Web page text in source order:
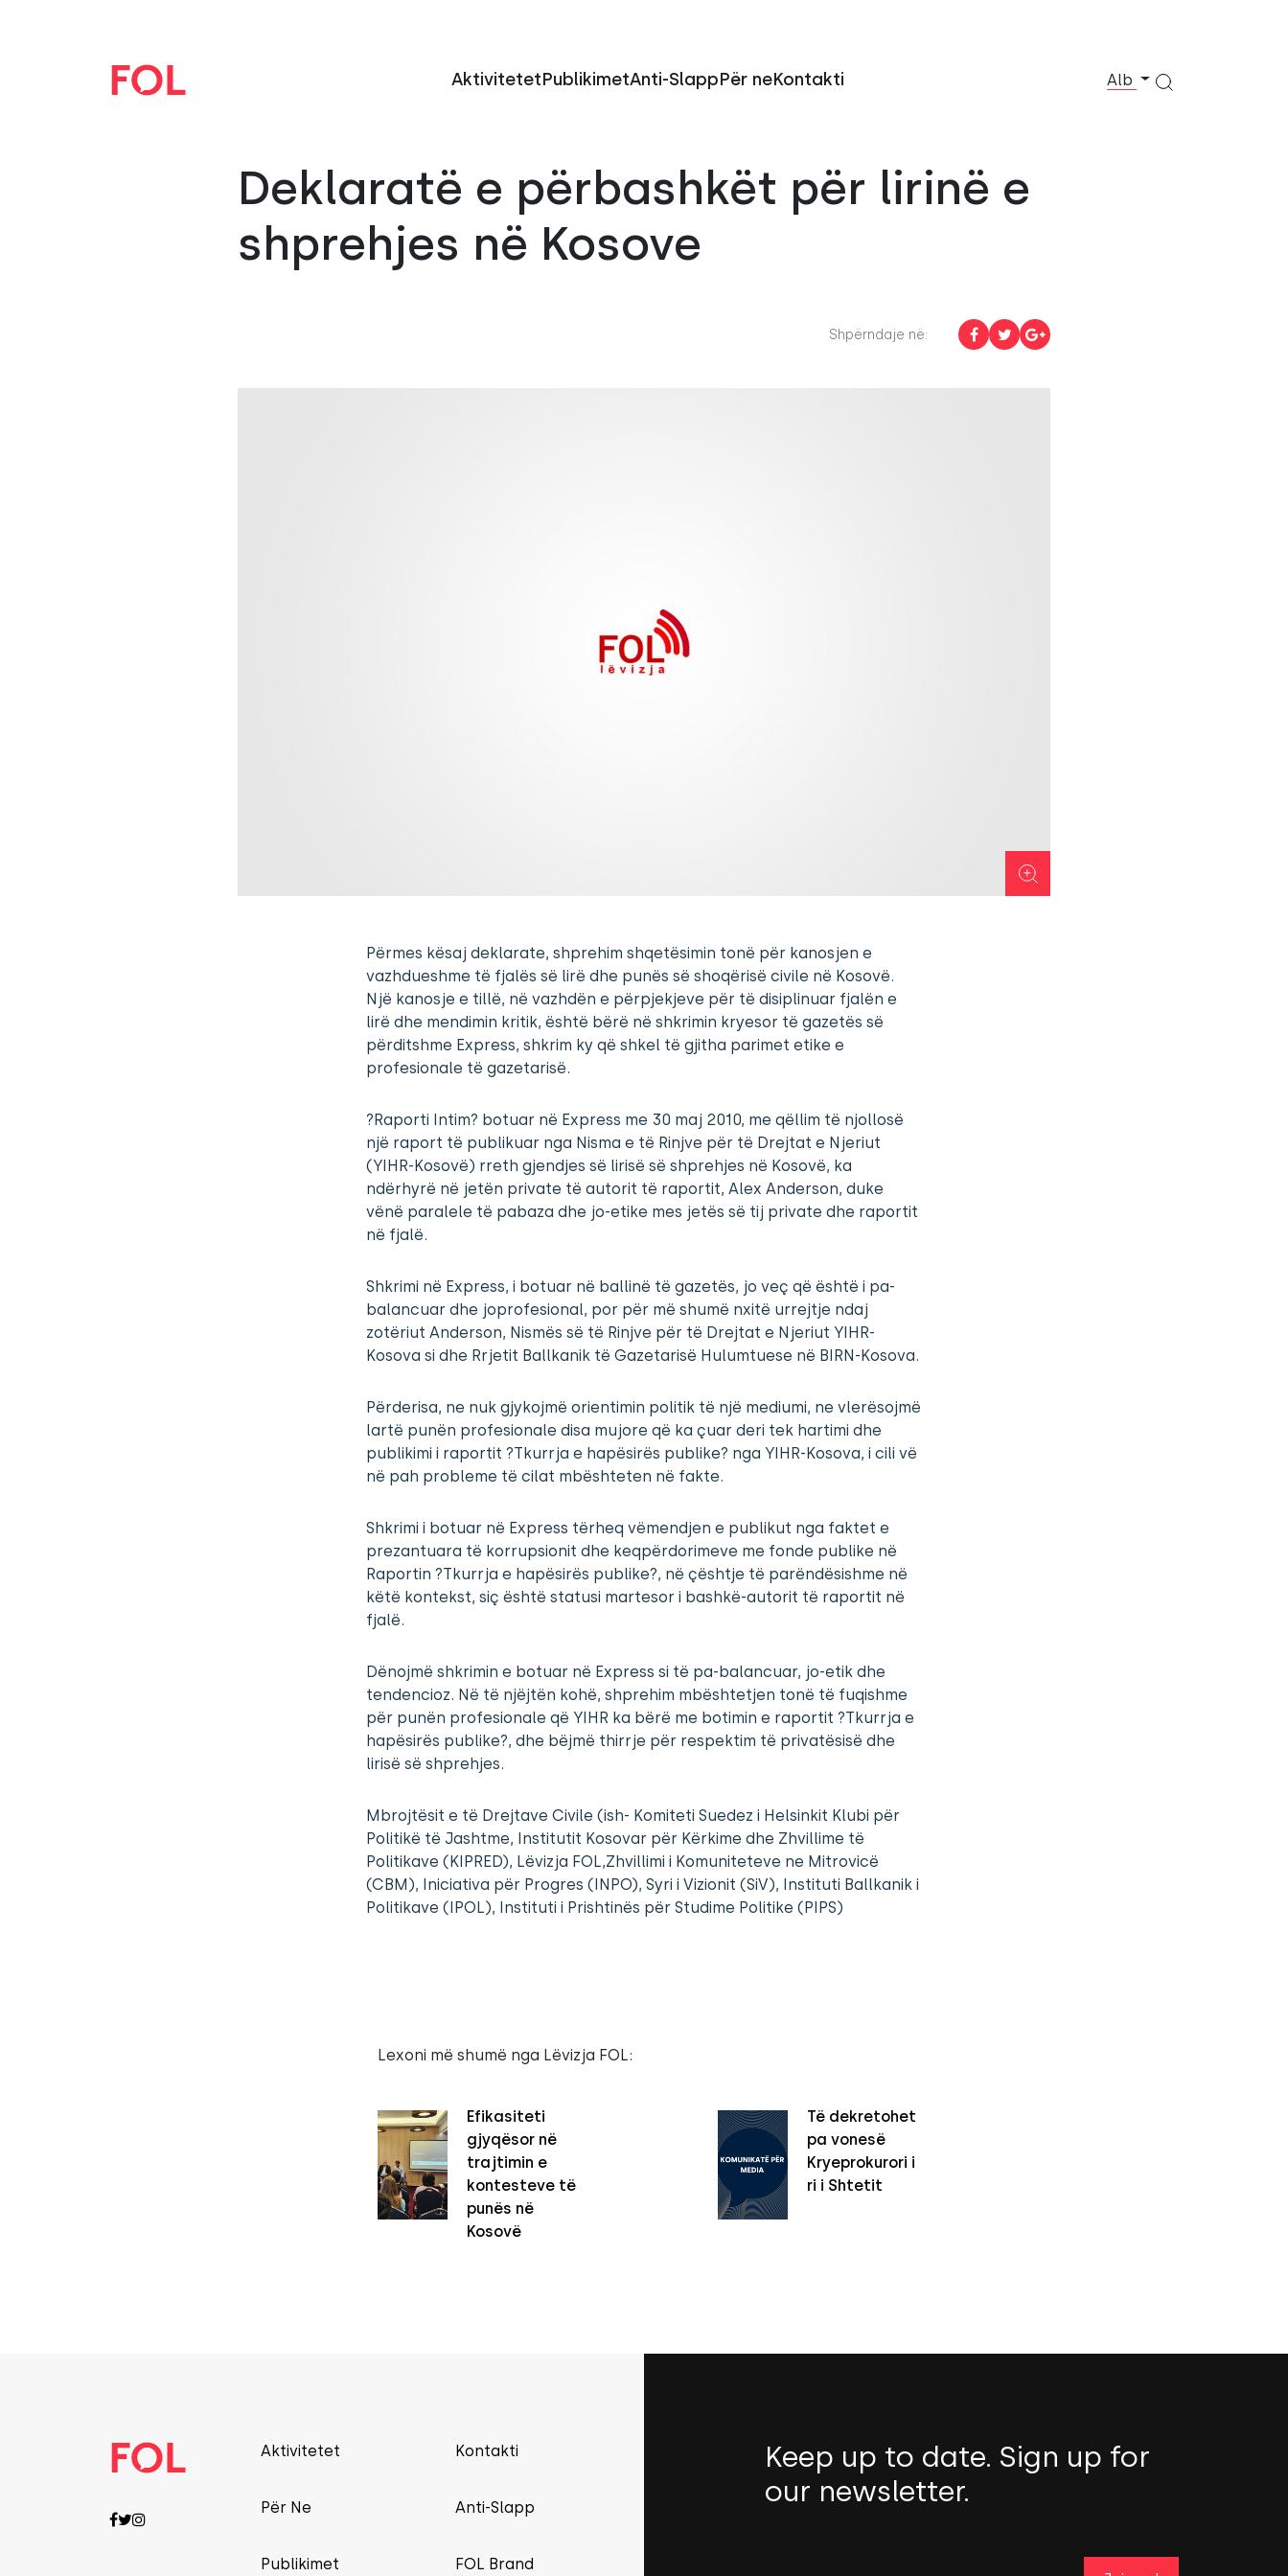
AktivitetetPublikimetAnti-SlappPër neKontakti Alb
Deklaratë e përbashkët për lirinë e
shprehjes në Kosove
Shpërndaje në:
Përmes kësaj deklarate, shprehim shqetësimin tonë për kanosjen e
vazhdueshme të fjalës së lirë dhe punës së shoqërisë civile në Kosovë.
Një kanosje e tillë, në vazhdën e përpjekjeve për të disiplinuar fjalën e
lirë dhe mendimin kritik, është bërë në shkrimin kryesor të gazetës së
përditshme Express, shkrim ky që shkel të gjitha parimet etike e
profesionale të gazetarisë.
?Raporti Intim? botuar në Express me 30 maj 2010, me qëllim të njollosë
një raport të publikuar nga Nisma e të Rinjve për të Drejtat e Njeriut
(YIHR-Kosovë) rreth gjendjes së lirisë së shprehjes në Kosovë, ka
ndërhyrë në jetën private të autorit të raportit, Alex Anderson, duke
vënë paralele të pabaza dhe jo-etike mes jetës së tij private dhe raportit
në fjalë.
Shkrimi në Express, i botuar në ballinë të gazetës, jo veç që është i pa-
balancuar dhe joprofesional, por për më shumë nxitë urrejtje ndaj
zotëriut Anderson, Nismës së të Rinjve për të Drejtat e Njeriut YIHR-
Kosova si dhe Rrjetit Ballkanik të Gazetarisë Hulumtuese në BIRN-Kosova.
Përderisa, ne nuk gjykojmë orientimin politik të një mediumi, ne vlerësojmë
lartë punën profesionale disa mujore që ka çuar deri tek hartimi dhe
publikimi i raportit ?Tkurrja e hapësirës publike? nga YIHR-Kosova, i cili vë
në pah probleme të cilat mbështeten në fakte.
Shkrimi i botuar në Express tërheq vëmendjen e publikut nga faktet e
prezantuara të korrupsionit dhe keqpërdorimeve me fonde publike në
Raportin ?Tkurrja e hapësirës publike?, në çështje të parëndësishme në
këtë kontekst, siç është statusi martesor i bashkë-autorit të raportit në
fjalë.
Dënojmë shkrimin e botuar në Express si të pa-balancuar, jo-etik dhe
tendencioz. Në të njëjtën kohë, shprehim mbështetjen tonë të fuqishme
për punën profesionale që YIHR ka bërë me botimin e raportit ?Tkurrja e
hapësirës publike?, dhe bëjmë thirrje për respektim të privatësisë dhe
lirisë së shprehjes.
Mbrojtësit e të Drejtave Civile (ish- Komiteti Suedez i Helsinkit Klubi për
Politikë të Jashtme, Institutit Kosovar për Kërkime dhe Zhvillime të
Politikave (KIPRED), Lëvizja FOL,Zhvillimi i Komuniteteve ne Mitrovicë
(CBM), Iniciativa për Progres (INPO), Syri i Vizionit (SiV), Instituti Ballkanik i
Politikave (IPOL), Instituti i Prishtinës për Studime Politike (PIPS)
Lexoni më shumë nga Lëvizja FOL:
Efikasiteti
gjyqësor në
trajtimin e
kontesteve të
punës në
Kosovë
Të dekretohet
pa vonesë
Kryeprokurori i
ri i Shtetit
Aktivitetet
Për Ne
Publikimet
Kontakti
Anti-Slapp
FOL Brand
Keep up to date. Sign up for
our newsletter.